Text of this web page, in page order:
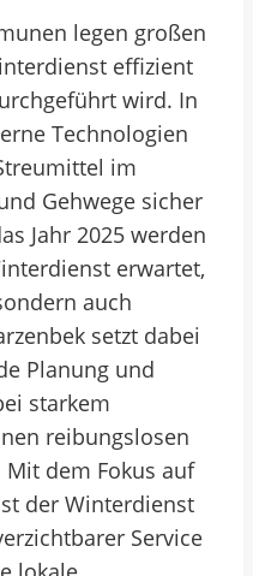
legen großen
effizient
wird. In
Technologien
im
Gehwege sicher
Jahr 2025 werden
erwartet,
auch
setzt dabei
Planung und
starkem
reibungslosen
dem Fokus auf
der Winterdienst
Service